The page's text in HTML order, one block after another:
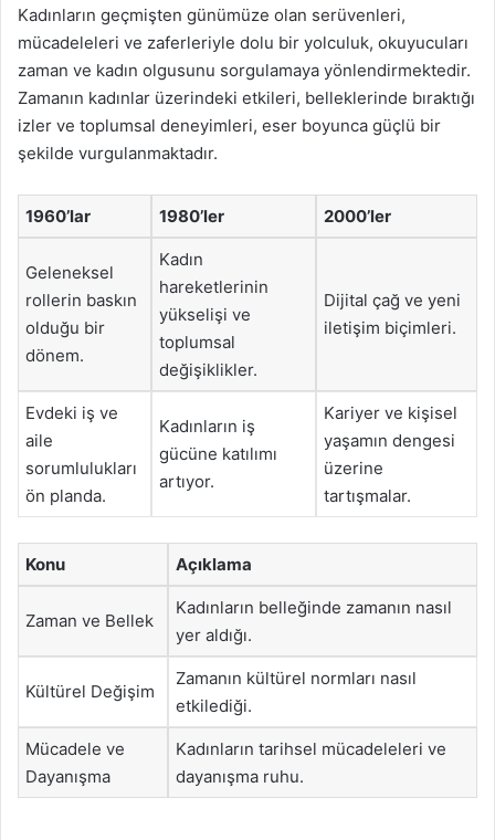
Kadınların geçmişten günümüze olan serüvenleri,
mücadeleleri ve zaferleriyle dolu bir yolculuk, okuyucuları
zaman ve kadın olgusunu sorgulamaya yönlendirmektedir.
Zamanın kadınlar üzerindeki etkileri, belleklerinde bıraktığı
izler ve toplumsal deneyimleri, eser boyunca güçlü bir
şekilde vurgulanmaktadır.
1960’lar 1980’ler 2000’ler
Geleneksel
rollerin baskın
olduğu bir
dönem.
Kadın
hareketlerinin
yükselişi ve
toplumsal
değişiklikler.
Dijital çağ ve yeni
iletişim biçimleri.
Evdeki iş ve
aile
sorumlulukları
ön planda.
Kadınların iş
gücüne katılımı
artıyor.
Kariyer ve kişisel
yaşamın dengesi
üzerine
tartışmalar.
Konu Açıklama
Zaman ve Bellek
Kadınların belleğinde zamanın nasıl
yer aldığı.
Kültürel Değişim
Zamanın kültürel normları nasıl
etkilediği.
Mücadele ve
Dayanışma
Kadınların tarihsel mücadeleleri ve
dayanışma ruhu.